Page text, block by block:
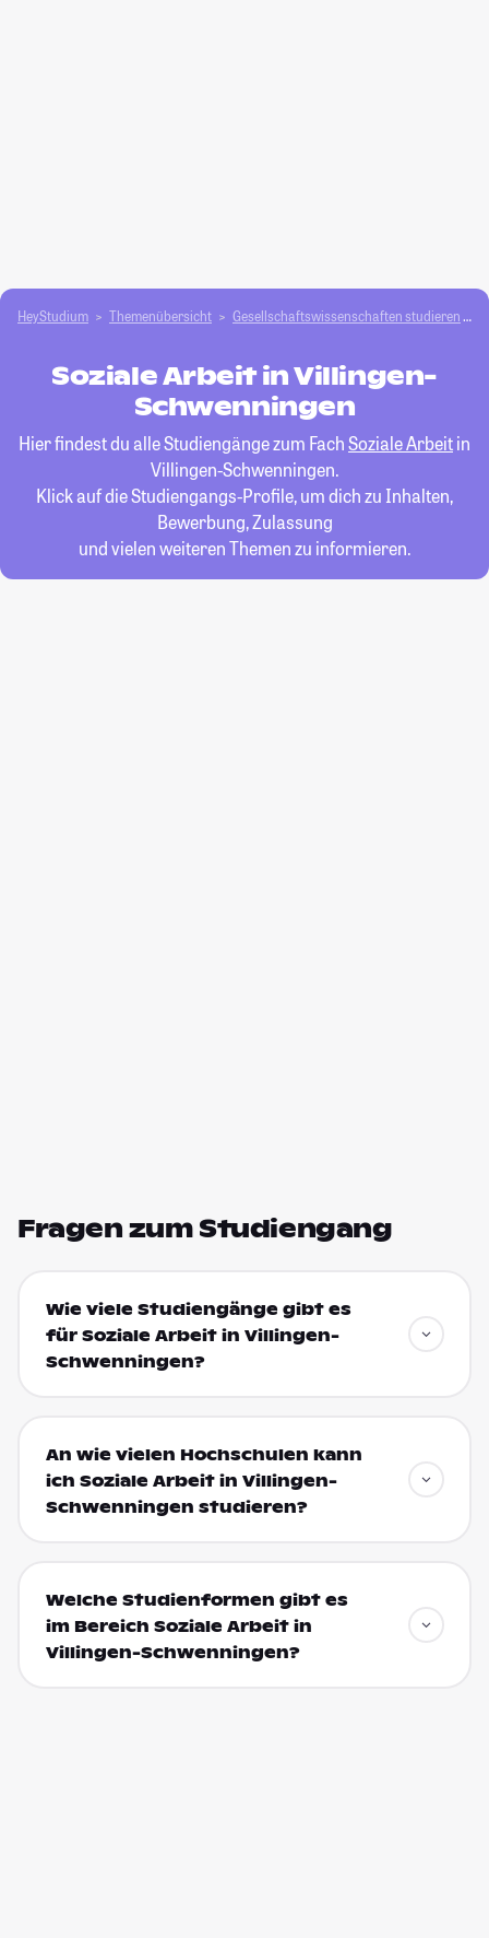
HeyStudium Themenübersicht Gesellschafts­­wissenschaften studieren
Soziale Arbeit in Villingen-
Schwenningen
Hier findest du alle Studiengänge zum FachSoziale Arbeitin
Villingen-Schwenningen.
Klick auf die Studiengangs-Profile, um dich zu Inhalten,
Bewerbung, Zulassung
und vielen weiteren Themen zu informieren.
Fragen zum Studiengang
Wie viele Studiengänge gibt es
für Soziale Arbeit in Villingen-
Schwenningen?
An wie vielen Hochschulen kann
ich Soziale Arbeit in Villingen-
Schwenningen studieren?
Welche Studienformen gibt es
im Bereich Soziale Arbeit in
Villingen-Schwenningen?